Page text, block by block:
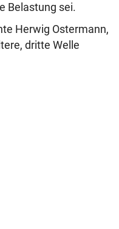
Belastung sei.
Herwig Ostermann,
dritte Welle